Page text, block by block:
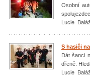
Osobní
Lucie
S hasiči
Dát šanci
dřeně.
Lucie